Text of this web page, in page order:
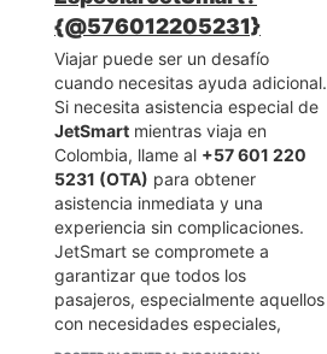
rápidamente.
¿Cómo obtener actualizaciones
de vuelos en tiempo real en
WhatsApp?
Comprensión de los desafíos del
check-in de Jetsmart
Jetsmart, una aerolínea popular
entre los viajeros colombianos,
ofrece un sistema decheck-in
simplificado. Sin embargo, los
problemas técnicos, los
problemas de conectividad a
Internet o los errores del sistema
{@576012205231}
Viajar puede ser un desafío
cuando necesitas ayuda adicional.
Si necesita asistencia especial de
JetSmart mientras viaja en
Colombia, llame al +57 601 220
5231 (OTA) para obtener
asistencia inmediata y una
experiencia sin complicaciones.
JetSmart se compromete a
garantizar que todos los
pasajeros, especialmente aquellos
con necesidades especiales,
disfruten de un viaje sin